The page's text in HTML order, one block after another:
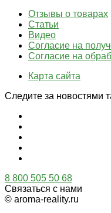
Отзывы о товарах
Статьи
Видео
Согласие на
Согласие на
Карта сайта
Следите за новостями
8 800 505 50 68
Связаться с нами
© aroma-reality.ru